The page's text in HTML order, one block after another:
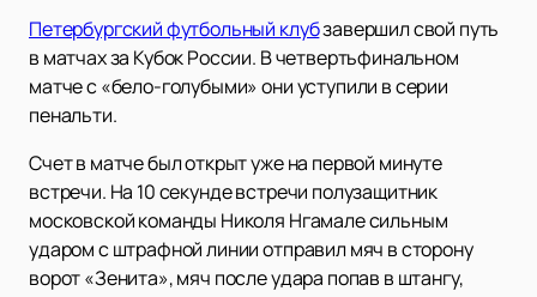
Петербургский футбольный клубзавершил свой путь
в матчах за Кубок России. В четвертьфинальном
матче с «бело-голубыми» они уступили в серии
пенальти.
Счет в матче был открыт уже на первой минуте
встречи. На 10 секунде встречи полузащитник
московской команды Николя Нгамале сильным
ударом с штрафной линии отправил мяч в сторону
ворот «Зенита», мяч после удара попав в штангу,